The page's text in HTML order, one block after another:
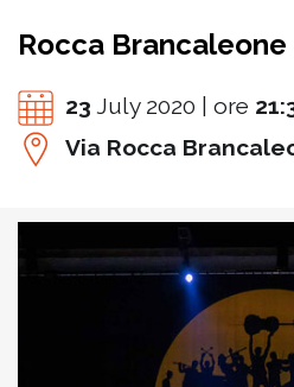
Rocca Brancaleone
23 July 2020 | ore
Via Rocca